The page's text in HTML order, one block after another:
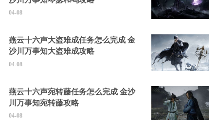
04-08
燕云十六声大盗难成任务怎么完成 金
沙川万事知大盗难成攻略
04-08
燕云十六声宛转藤任务怎么完成 金沙
川万事知宛转藤攻略
04-08